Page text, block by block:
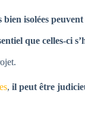
bien isolées
que celles-ci
, il peut être